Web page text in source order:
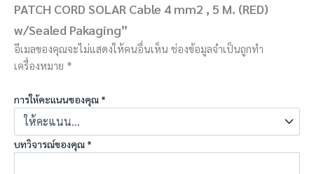
PATCH CORD SOLAR Cable 4 mm2 , 5 M. (RED)
w/Sealed Pakaging”
อีเมลของคุณจะไม่แสดงให้คนอื่นเห็น ช่องข้อมูลจำเป็นถูกทำ
เครื่องหมาย *
การให้คะแนนของคุณ *
บทวิจารณ์ของคุณ *